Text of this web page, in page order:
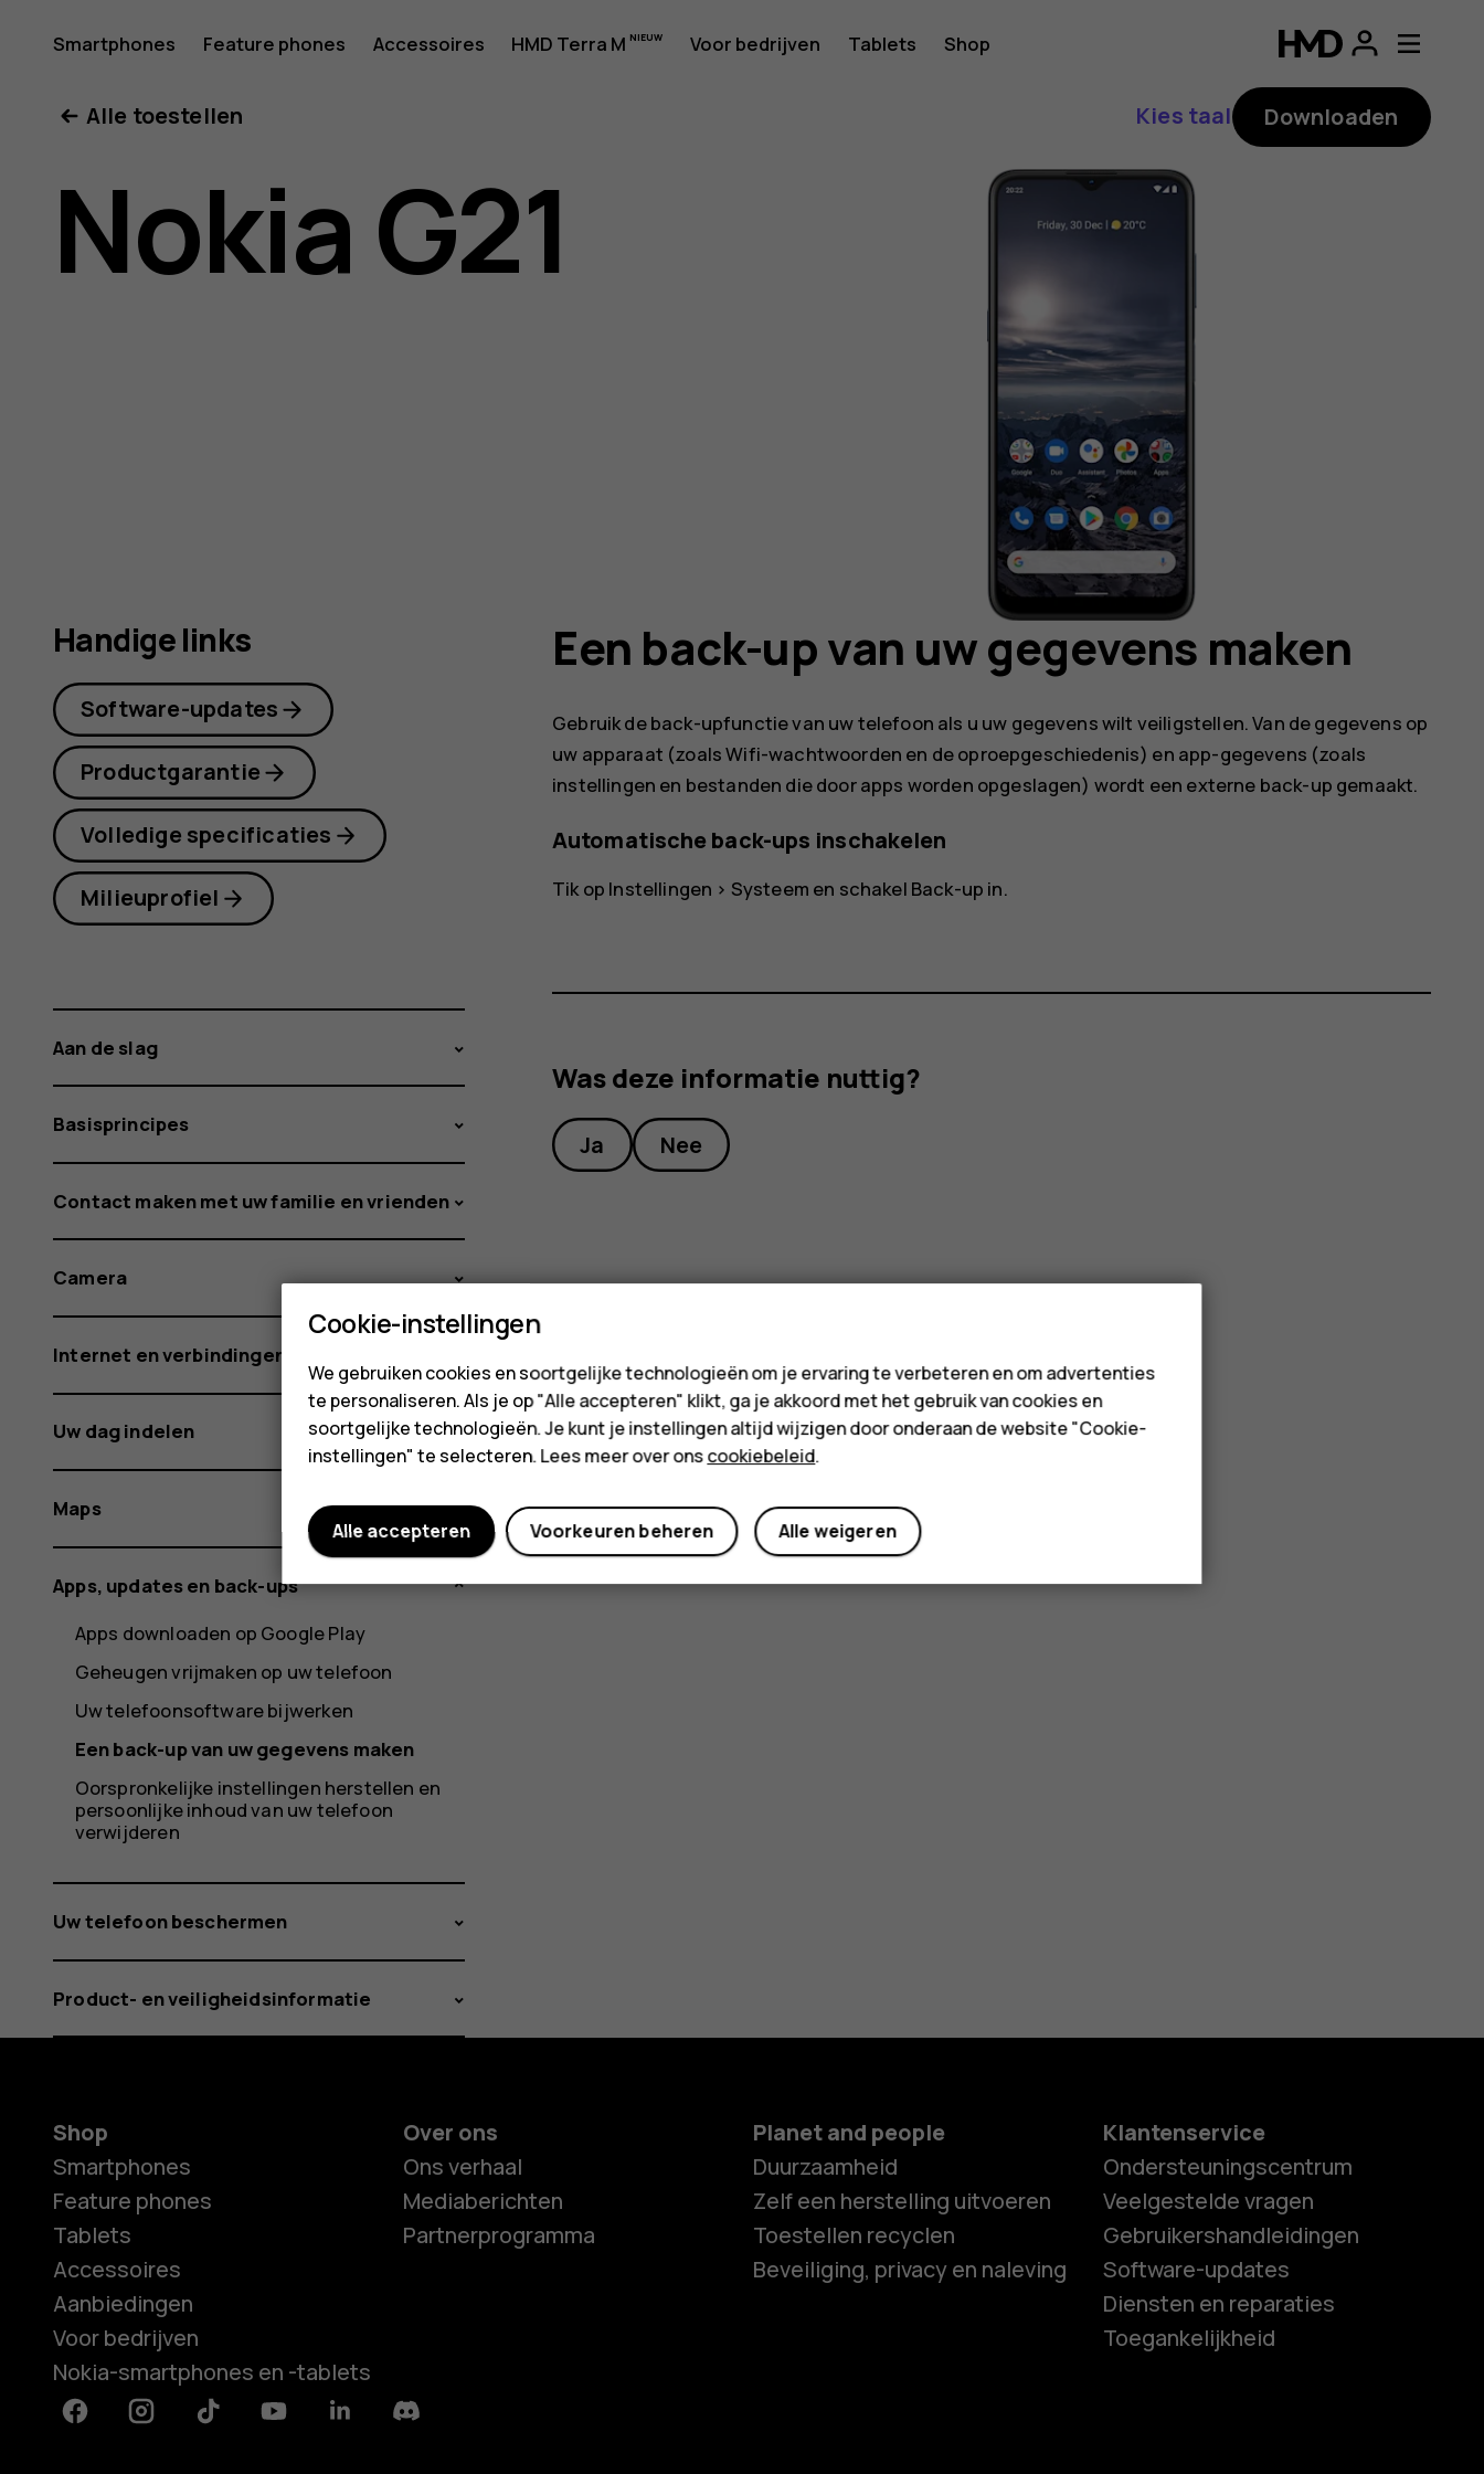
Gebruikershandleiding
voor
Nokia
Smartphones Feature phones Accessoires HMD Terra M Voor bedrijven Tablets Shop
Smartphones
Alle toestellen
Kies taal Downloaden
Nokia G21
Een back-up van uw gegevens maken
Gebruik de back-upfunctie van uw telefoon als u uw gegevens wilt veiligstellen. Van de gegevens op
uw apparaat (zoals Wifi-wachtwoorden en de oproepgeschiedenis) en app-gegevens (zoals
instellingen en bestanden die door apps worden opgeslagen) wordt een externe back-up gemaakt.
Automatische back-ups inschakelen
Tik op Instellingen > Systeem en schakel Back-up in.
Was deze informatie nuttig?
Ja Nee
Handige links
Software-updates
Productgarantie
Volledige specificaties
Milieuprofiel
Aan de slag
Basisprincipes
Contact maken met uw familie en vrienden
Camera
Internet en verbindingen
Uw dag indelen
Maps
Apps, updates en back-ups
Apps downloaden op Google Play
Geheugen vrijmaken op uw telefoon
Uw telefoonsoftware bijwerken
Een back-up van uw gegevens maken
Oorspronkelijke instellingen herstellen en
persoonlijke inhoud van uw telefoon
verwijderen
Uw telefoon beschermen
Product- en veiligheidsinformatie
Shop
Smartphones
Feature phones
Tablets
Accessoires
Aanbiedingen
Voor bedrijven
Nokia-smartphones en -tablets
Over ons
Ons verhaal
Mediaberichten
Partnerprogramma
Planet and people
Duurzaamheid
Zelf een herstelling uitvoeren
Toestellen recyclen
Beveiliging, privacy en naleving
Klantenservice
Ondersteuningscentrum
Veelgestelde vragen
Gebruikershandleidingen
Software-updates
Diensten en reparaties
Toegankelijkheid
FacebookInstagramTiktok YoutubeLinkedinDiscord
Cookie-instellingen
We gebruiken cookies en soortgelijke technologieën om je ervaring te verbeteren en om advertenties
te personaliseren. Als je op "Alle accepteren" klikt, ga je akkoord met het gebruik van cookies en
soortgelijke technologieën. Je kunt je instellingen altijd wijzigen door onderaan de website "Cookie-
instellingen" te selecteren. Lees meer over onscookiebeleid.
Alle weigeren
Voorkeuren beheren
Alle accepteren